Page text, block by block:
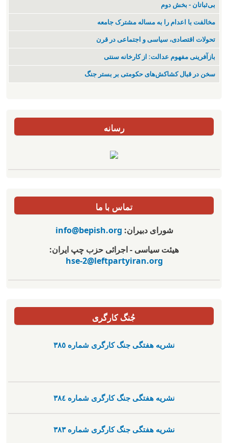
بی‌ثباتان - بخش دوم
مخالفت با اعدام را به مساله مشترک جامعه
تحولات اقتصادی، سیاسی و اجتماعی در قرن
بازآفرینی مفهوم عدالت: از کارخانه سنتی
سخن در قبال کشاکش‌های حکومتی بر بستر جنگ
رسانه
تماس با ما
شورای دبیران:info@bepish.org
هیئت سیاسی - اجرائی حزب چپ ایران:
hse-2@leftpartyiran.org
جُنگ کارگری
نشریە هفتگی جنگ کارگری شمارە ٣٨٥
نشریە هفتگی جنگ کارگری شمارە ٣٨٤
نشریە هفتگی جنگ کارگری شمارە ٣٨٣